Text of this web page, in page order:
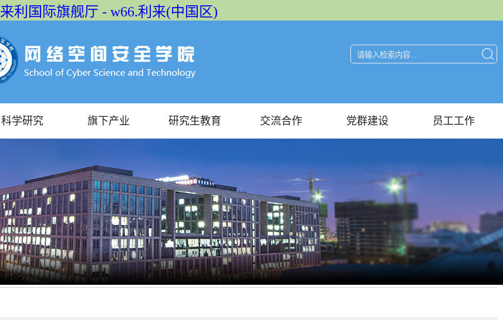
来利国际旗舰厅 - w66.利来(中国区)
科学研究 旗下产业 研究生教育 交流合作 党群建设 员工工作